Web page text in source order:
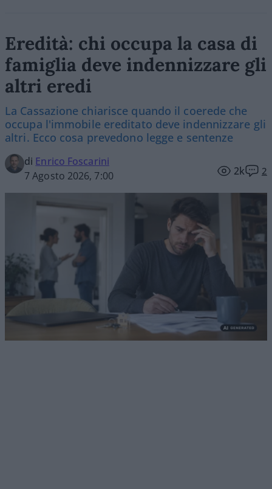
Eredità: chi occupa la casa di
famiglia deve indennizzare gli
altri eredi
La Cassazione chiarisce quando il coerede che
occupa l'immobile ereditato deve indennizzare gli
altri. Ecco cosa prevedono legge e sentenze
di Enrico Foscarini
7 Agosto 2026, 7:00
2k 2